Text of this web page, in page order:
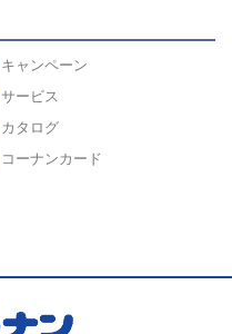
キャンペーン
サービス
カタログ
コーナンカード